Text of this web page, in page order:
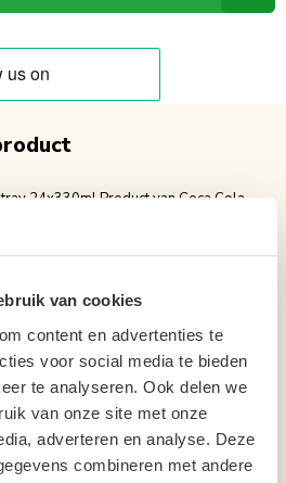
van cookies
content en advertenties te
voor social media te bieden
te analyseren. Ook delen we
van onze site met onze
adverteren en analyse. Deze
combineren met andere
24x330ml Product van Coca Cola
Informatie VOEDINGSWAARDE PER
Waar Fernandes in het begin alleen in
Niet alleen de heerlijke smaak van
van Fernandes. Het is ook de
wereld waarin iedereen welkom is en
staan.
33cl